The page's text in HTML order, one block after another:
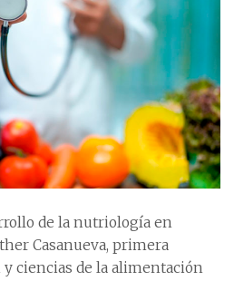
de la nutriología en
Casanueva, primera
ciencias de la alimentación